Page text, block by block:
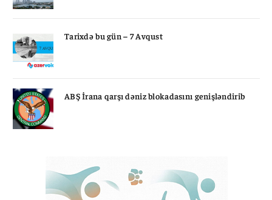
Tarixdə bu gün – 7 Avqust
ABŞ İrana qarşı dəniz blokadasını genişləndirib